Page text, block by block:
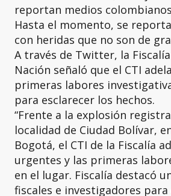
reportan medios
Hasta el momento, se
con heridas que no son de
A través de Twitter, la
Nación señaló que el CTI
primeras labores
para esclarecer los hechos.
“Frente a la explosión
localidad de Ciudad Bolívar,
Bogotá, el CTI de la Fiscalía
urgentes y las primeras
en el lugar. Fiscalía destacó
fiscales e investigadores